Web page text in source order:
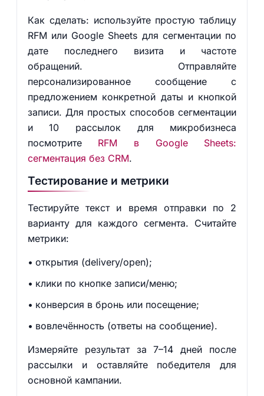
Как сделать: используйте простую таблицу
RFM или Google Sheets для сегментации по
дате последнего визита и частоте
обращений. Отправляйте
персонализированное сообщение с
предложением конкретной даты и кнопкой
записи. Для простых способов сегментации
и 10 рассылок для микробизнеса
посмотрите RFM в Google Sheets:
сегментация без CRM.
Тестирование и метрики
Тестируйте текст и время отправки по 2
варианту для каждого сегмента. Считайте
метрики:
открытия (delivery/open);
клики по кнопке записи/меню;
конверсия в бронь или посещение;
вовлечённость (ответы на сообщение).
Измеряйте результат за 7–14 дней после
рассылки и оставляйте победителя для
основной кампании.